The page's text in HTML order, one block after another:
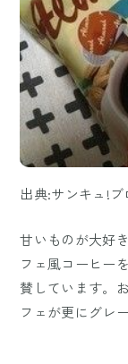
出典:サンキュ!
甘いものが大好
フェ風コーヒー
賛しています。
フェが更にグレ